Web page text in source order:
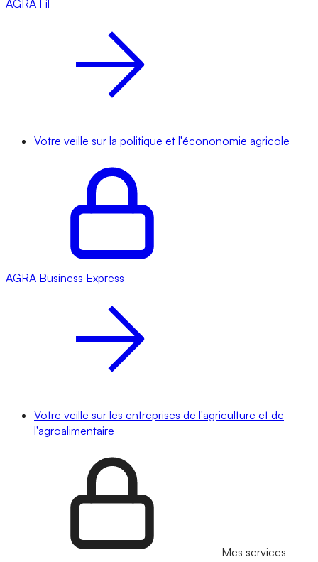
AGRA Fil
Votre veille sur la politique et l'écononomie agricole
AGRA Business Express
Votre veille sur les entreprises de l'agriculture et de
l'agroalimentaire
Mes services